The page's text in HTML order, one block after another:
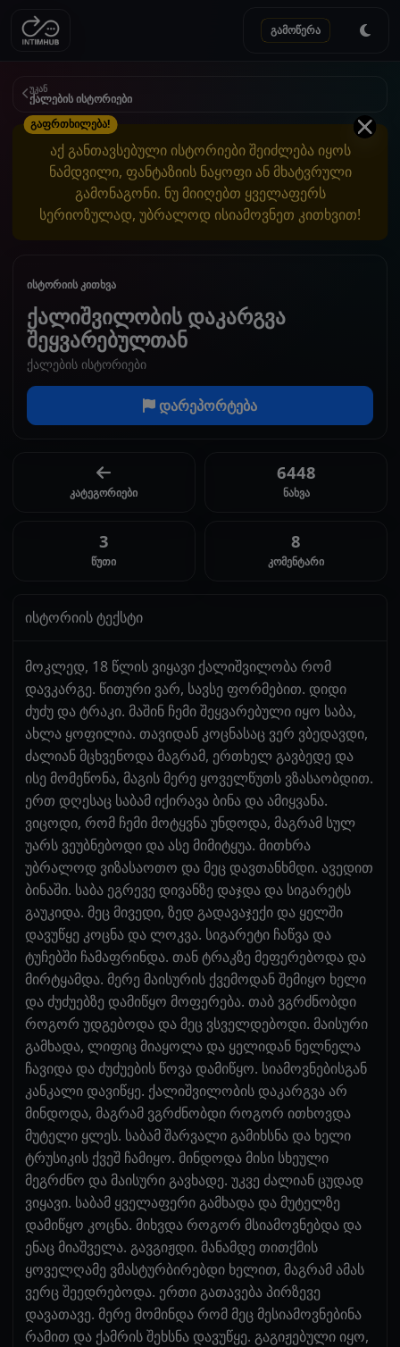
გამოწერა
უკან
ქალების ისტორიები
გაფრთხილება!
აქ განთავსებული ისტორიები შეიძლება იყოს
ნამდვილი, ფანტაზიის ნაყოფი ან მხატვრული
გამონაგონი. ნუ მიიღებთ ყველაფერს
სერიოზულად, უბრალოდ ისიამოვნეთ კითხვით!
ისტორიის კითხვა
ქალიშვილობის დაკარგვა
შეყვარებულთან
ქალების ისტორიები
დარეპორტება
კატეგორიები
6448
ნახვა
3
წუთი
8
კომენტარი
ისტორიის ტექსტი
მოკლედ, 18 წლის ვიყავი ქალიშვილობა რომ
დავკარგე. წითური ვარ, სავსე ფორმებით. დიდი
ძუძუ და ტრაკი. მაშინ ჩემი შეყვარებული იყო საბა,
ახლა ყოფილია. თავიდან კოცნასაც ვერ ვბედავდი,
ძალიან მცხვენოდა მაგრამ, ერთხელ გავბედე და
ისე მომეწონა, მაგის მერე ყოველწუთს ვზასაობდით.
ერთ დღესაც საბამ იქირავა ბინა და ამიყვანა.
ვიცოდი, რომ ჩემი მოტყვნა უნდოდა, მაგრამ სულ
უარს ვეუბნებოდი და ასე მიმიტყუა. მითხრა
უბრალოდ ვიზასაოთო და მეც დავთანხმდი. ავედით
ბინაში. საბა ეგრევე დივანზე დაჯდა და სიგარეტს
გაუკიდა. მეც მივედი, ზედ გადავაჯექი და ყელში
დავუწყე კოცნა და ლოკვა. სიგარეტი ჩაწვა და
ტუჩებში ჩამაფრინდა. თან ტრაკზე მეფერებოდა და
მირტყამდა. მერე მაისურის ქვემოდან შემიყო ხელი
და ძუძუებზე დამიწყო მოფერება. თაბ ვგრძნობდი
როგორ უდგებოდა და მეც ვსველდებოდი. მაისური
გამხადა, ლიფიც მიაყოლა და ყელიდან ნელნელა
ჩავიდა და ძუძუების წოვა დამიწყო. სიამოვნებისგან
კანკალი დავიწყე. ქალიშვილობის დაკარგვა არ
მინდოდა, მაგრამ ვგრძნობდი როგორ ითხოვდა
მუტელი ყლეს. საბამ შარვალი გამიხსნა და ხელი
ტრუსიკის ქვეშ ჩამიყო. მინდოდა მისი სხეული
მეგრძნო და მაისური გავხადე. უკვე ძალიან ცუდად
ვიყავი. საბამ ყველაფერი გამხადა და მუტელზე
დამიწყო კოცნა. მიხვდა როგორ მსიამოვნებდა და
ენაც მიაშველა. გავგიჟდი. მანამდე თითქმის
ყოველღამე ვმასტურბირებდი ხელით, მაგრამ ამას
ვერც შეედრებოდა. ერთი გათავება პირზევე
დავათავე. მერე მომინდა რომ მეც მესიამოვნებინა
რამით და ქამრის შეხსნა დავუწყე. გაგიჟებული იყო,